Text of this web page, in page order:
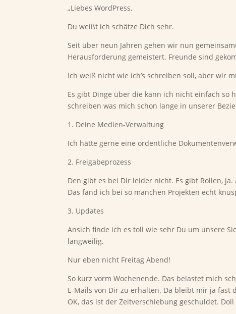
„Liebes WordPress,
Du weißt ich schätze Dich sehr.
Seit über neun Jahren gehen wir nun
Herausforderung gemeistert. Freunde sind
Ich weiß nicht wie ich’s schreiben soll, aber wir
Es gibt Dinge über die kann ich nicht einfach
schreiben was mich schon lange in unserer
1. Deine Medien-Verwaltung
Ich hätte gerne eine ordentliche
2. Freigabeprozess
Den gibt es bei Dir leider nicht. Es gibt Rollen,
Das fänd ich bei so manchen Projekten echt
3. Updates
Ansich finde ich es toll wie sehr Du um unsere
langweilig.
Nur eben nicht Freitag Abend!
So kurz vorm Wochenende. Das belastet mich
E-Mails von Dir zu erhalten. Da bleibt mir ja fast
OK, das ist der Zeitverschiebung geschuldet.